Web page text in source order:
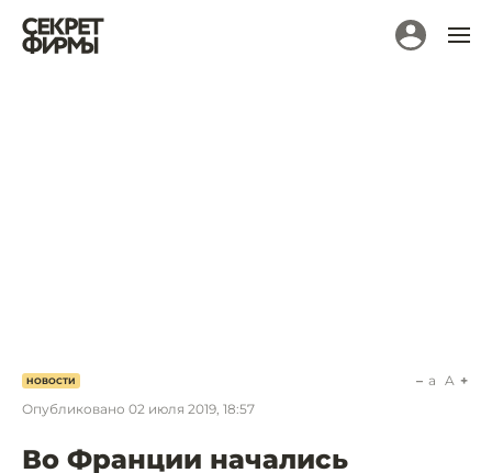
НОВОСТИ
Опубликовано 02 июля 2019, 18:57
a A
Во Франции начались